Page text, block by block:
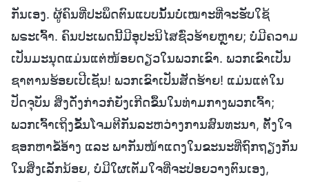
ກັນເອງ. ຜູ້ຄົນທີ່ປະພຶດຕົນແບບນັ້ນບໍ່ເໝາະທີ່ຈະຮັບໃຊ້
ພຣະເຈົ້າ. ຄົນປະເພດນີ້ມີອຸປະນິໄສຊົ່ວຮ້າຍຫຼາຍ; ບໍ່ມີຄວາມ
ເປັນມະນຸດແມ່ນແຕ່ໜ້ອຍດຽວໃນພວກເຂົາ. ພວກເຂົາເປັນ
ຊາຕານຮ້ອຍເປີເຊັນ! ພວກເຂົາເປັນສັດຮ້າຍ! ແມ່ນແຕ່ໃນ
ປັດຈຸບັນ ສິ່ງດັ່ງກ່າວກໍຍັງເກີດຂຶ້ນໃນທ່າມກາງພວກເຈົ້າ;
ພວກເຈົ້າເຖິງຂັ້ນໂຈມຕີກັນລະຫວ່າງການສົນທະນາ, ຕັ້ງໃຈ
ຊອກຫາຂໍ້ອ້າງ ແລະ ພາກັນໜ້າແດງໃນຂະນະທີ່ຖົກຖຽງກັນ
ໃນສິ່ງເລັກນ້ອຍ, ບໍ່ມີໃຜເຕັມໃຈທີ່ຈະປ່ອຍວາງຕົນເອງ,